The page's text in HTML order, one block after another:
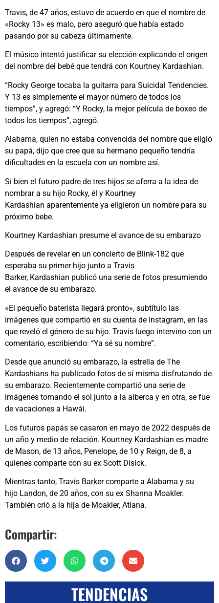
Travis, de 47 años, estuvo de acuerdo en que el nombre de
«Rocky 13» es malo, pero aseguró que había estado
pasando por su cabeza últimamente.
El músico intentó justificar su elección explicando el origen
del nombre del bebé que tendrá con Kourtney Kardashian.
“Rocky George tocaba la guitarra para Suicidal Tendencies.
Y 13 es simplemente el mayor número de todos los
tiempos”, y agregó: “Y Rocky, la mejor película de boxeo de
todos los tiempos”, agregó.
Alabama, quien no estaba convencida del nombre que eligió
su papá, dijo que cree que su hermano pequeño tendría
dificultades en la escuela con un nombre así.
Si bien el futuro padre de tres hijos se aferra a la idea de
nombrar a su hijo Rocky, él y Kourtney
Kardashian aparentemente ya eligieron un nombre para su
próximo bebe.
Kourtney Kardashian presume el avance de su embarazo
Después de revelar en un concierto de Blink-182 que
esperaba su primer hijo junto a Travis
Barker, Kardashian publicó una serie de fotos presumiendo
el avance de su embarazo.
«El pequeño baterista llegará pronto», subtítulo las
imágenes que compartió en su cuenta de Instagram, en las
que reveló el género de su hijo. Travis luego intervino con un
comentario, escribiendo: “Ya sé su nombre”.
Desde que anunció su embarazo, la estrella de The
Kardashians ha publicado fotos de sí misma disfrutando de
su embarazo. Recientemente compartió una serie de
imágenes tomando el sol junto a la alberca y en otra, se fue
de vacaciones a Hawái.
Los futuros papás se casaron en mayo de 2022 después de
un año y medio de relación. Kourtney Kardashian es madre
de Mason, de 13 años, Penelope, de 10 y Reign, de 8, a
quienes comparte con su ex Scott Disick.
Mientras tanto, Travis Barker comparte a Alabama y su
hijo Landon, de 20 años, con su ex Shanna Moakler.
También crió a la hija de Moakler, Atiana.
Compartir:
TENDENCIAS